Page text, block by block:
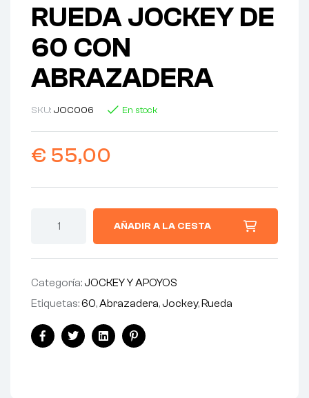
RUEDA JOCKEY DE
60 CON
ABRAZADERA
SKU: JOC006 En stock
€ 55,00
AÑADIR A LA CESTA
Categoría:JOCKEY Y APOYOS
Etiquetas:60,Abrazadera,Jockey,Rueda
FacebookTwitterLinkedinPinterest